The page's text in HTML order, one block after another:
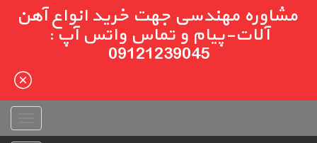
مشاوره مهندسی جهت خرید انواع آهن
آلات-پیام و تماس واتس آپ :
09121239045